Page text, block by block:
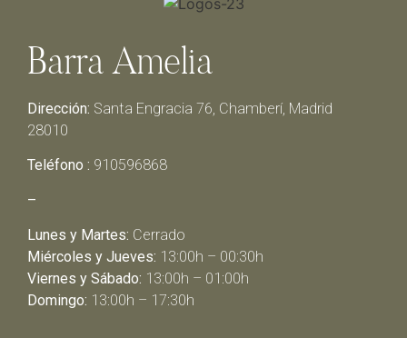
Barra Amelia
Dirección: Santa Engracia 76, Chamberí, Madrid
28010
Teléfono : 910596868
–
Lunes y Martes: Cerrado
Miércoles y Jueves: 13:00h – 00:30h
Viernes y Sábado: 13:00h – 01:00h
Domingo: 13:00h – 17:30h